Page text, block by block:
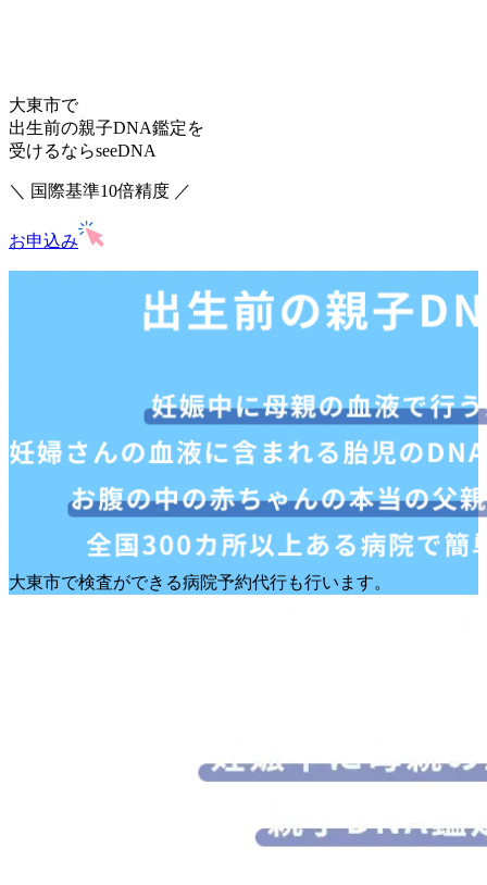
大東市で
出生前の親子DNA鑑定を
受けるならseeDNA
＼ 国際基準10倍精度 ／
お申込み
大東市で検査ができる病院予約代行も行います。